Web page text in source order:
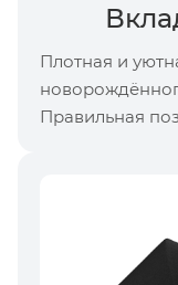
Плотная и
Правильная